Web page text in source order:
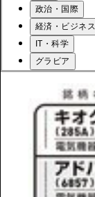
政治・国際
経済・ビジネス
IT・科学
グラビア